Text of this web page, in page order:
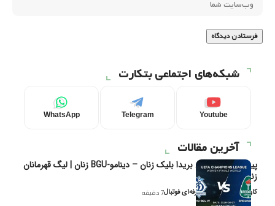
شبکه‌های اجتماعی بتکارت
Youtube
Telegram
WhatsApp
آخرین مقالات
پیش‌بینی و تحلیل بریدا بلیک زنان – دینامو-BGU زنان | لیگ قهرمانان
زنان یوفا
کاوه نیک‌فر، تحلیل‌گر حرفه‌ای فوتبال7 دقیقه